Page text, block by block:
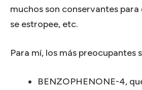
muchos son conservantes para
se estropee, etc.
Para mí, los más preocupantes
BENZOPHENONE-4,